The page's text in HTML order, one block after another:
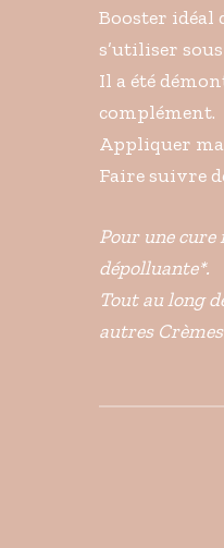
Booster idéal
s’utiliser
Il a été
complément.
Appliquer
Faire suivre
Pour une cure
dépolluante*.
Tout au long
autres